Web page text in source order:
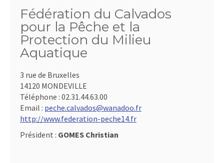
Fédération du Calvados
pour la Pêche et la
Protection du Milieu
Aquatique
3 rue de Bruxelles
14120 MONDEVILLE
Téléphone : 02.31.44.63.00
Email : peche.calvados@wanadoo.fr
http://www.federation-peche14.fr
Président : GOMES Christian